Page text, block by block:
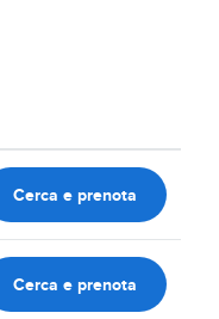
Cerca e prenota
Cerca e prenota